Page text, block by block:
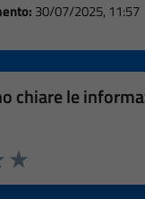
30/07/2025, 11:57
chiare le
Valuta 5 stelle su 5
4 stelle su 5
stelle su 5
su 5
5